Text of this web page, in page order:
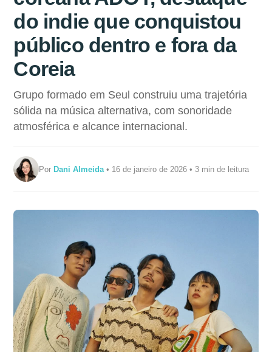
do indie que conquistou
público dentro e fora da
Coreia
Grupo formado em Seul construiu uma trajetória
sólida na música alternativa, com sonoridade
atmosférica e alcance internacional.
PorDani Almeida • 16 de janeiro de 2026 • 3 min de leitura